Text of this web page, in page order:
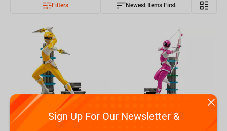
Filters Newest Items First
Sign Up For Our Newsletter &